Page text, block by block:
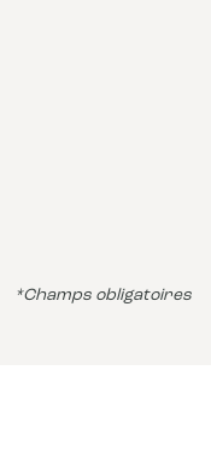
*Champs obligatoires